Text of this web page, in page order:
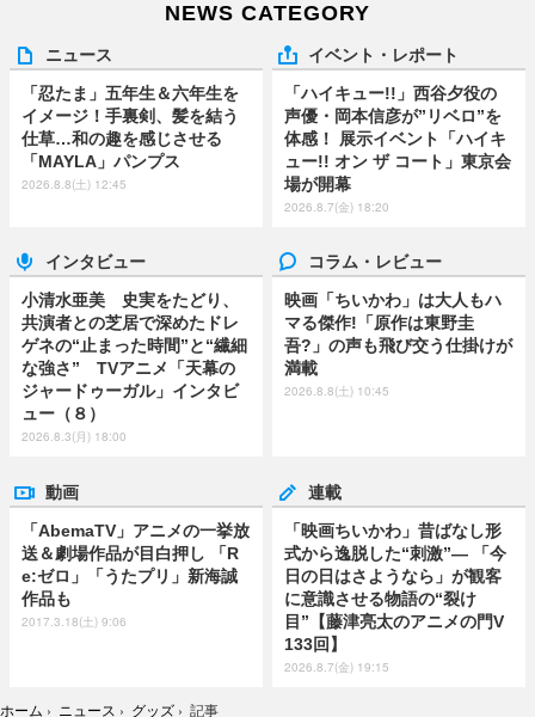
NEWS CATEGORY
ニュース
「忍たま」五年生＆六年生を
イメージ！手裏剣、髪を結う
仕草…和の趣を感じさせる
「MAYLA」パンプス
2026.8.8(土) 12:45
イベント・レポート
「ハイキュー!!」西谷夕役の
声優・岡本信彦が”リベロ”を
体感！ 展示イベント「ハイキ
ュー!! オン ザ コート」東京会
場が開幕
2026.8.7(金) 18:20
インタビュー
小清水亜美 史実をたどり、
共演者との芝居で深めたドレ
ゲネの“止まった時間”と“繊細
な強さ” TVアニメ「天幕の
ジャードゥーガル」インタビ
ュー（８）
2026.8.3(月) 18:00
コラム・レビュー
映画「ちいかわ」は大人もハ
マる傑作!「原作は東野圭
吾?」の声も飛び交う仕掛けが
満載
2026.8.8(土) 10:45
動画
「AbemaTV」アニメの一挙放
送＆劇場作品が目白押し 「R
e:ゼロ」「うたプリ」新海誠
作品も
2017.3.18(土) 9:06
連載
「映画ちいかわ」昔ばなし形
式から逸脱した“刺激”― 「今
日の日はさようなら」が観客
に意識させる物語の“裂け
目”【藤津亮太のアニメの門V
133回】
2026.8.7(金) 19:15
ホーム › ニュース › グッズ › 記事